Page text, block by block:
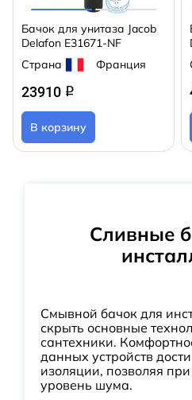
Бачок для унитаза Jacob
Delafon E31671-NF
Страна
Франция
23910 q
В корзину
Сливные
Смывной бачок для
скрыть основные
сантехники.
данных устройств
изоляции, позволяя
уровень шума.